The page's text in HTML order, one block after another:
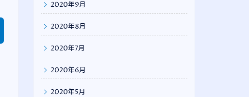
2020年9月
2020年8月
2020年7月
2020年6月
2020年5月